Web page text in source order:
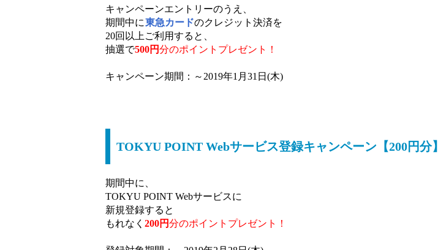
キャンペーンエントリーのうえ、
期間中に東急カードのクレジット決済を
20回以上ご利用すると、
抽選で500円分のポイントプレゼント！
キャンペーン期間：～2019年1月31日(木)
TOKYU POINT Webサービス登録キャンペーン【200円分】
期間中に、
TOKYU POINT Webサービスに
新規登録すると
もれなく 200円分のポイントプレゼント！